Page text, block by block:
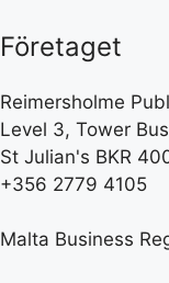
Företaget
Reimersholme
Level 3, Tower
St Julian's BKR
+356 2779 4105
Malta Business